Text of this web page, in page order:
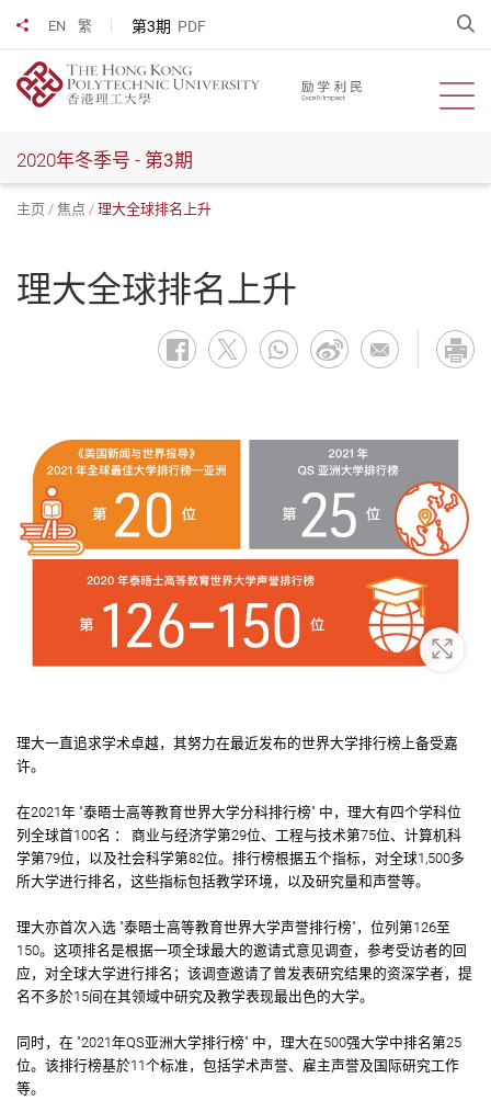
EN 繁 第3期 PDF
分享到
开
2020年冬季号 - 第3期
主页 焦点 理大全球排名上升
理大全球排名上升
放大
理大一直追求学术卓越，其努力在最近发布的世界大学排行榜上备受嘉
许。
在2021年 "泰晤士高等教育世界大学分科排行榜" 中，理大有四个学科位
列全球首100名 ： 商业与经济学第29位、工程与技术第75位、计算机科
学第79位，以及社会科学第82位。排行榜根据五个指标，对全球1,500多
所大学进行排名，这些指标包括教学环境，以及研究量和声誉等。
理大亦首次入选 "泰晤士高等教育世界大学声誉排行榜"，位列第126至
150。这项排名是根据一项全球最大的邀请式意见调查，参考受访者的回
应，对全球大学进行排名；该调查邀请了曾发表研究结果的资深学者，提
名不多於15间在其领域中研究及教学表现最出色的大学。
同时，在 "2021年QS亚洲大学排行榜" 中，理大在500强大学中排名第25
位。该排行榜基於11个标准，包括学术声誉、雇主声誉及国际研究工作
等。